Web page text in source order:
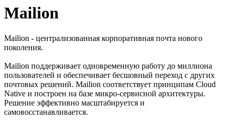
Mailion
Mailion - централизованная корпоративная почта нового
поколения.
Mailion поддерживает одновременную работу до миллиона
пользователей и обеспечивает бесшовный переход с других
почтовых решений. Mailion cоответствует принципам Cloud
Native и построен на базе микро-сервисной архитектуры.
Решение эффективно масштабируется и
самовосстанавливается.